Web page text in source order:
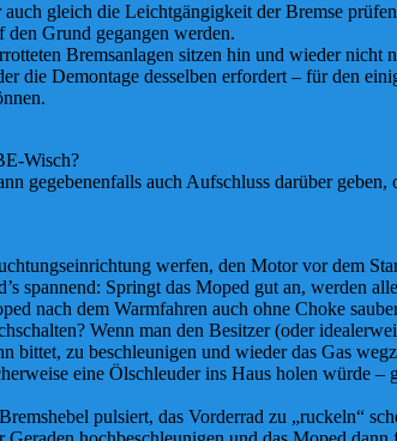
gleich die Leichtgängigkeit der Bremse
den Grund gegangen werden.
Bremsanlagen sitzen hin und wieder
die Demontage desselben erfordert – für den
Wisch?
gegebenenfalls auch Aufschluss darüber
werfen, den Motor vor dem
spannend: Springt das Moped gut an, werden
nach dem Warmfahren auch ohne Choke
Wenn man den Besitzer (oder
zu beschleunigen und wieder das Gas
eine Ölschleuder ins Haus holen würde –
pulsiert, das Vorderrad zu „ruckeln“